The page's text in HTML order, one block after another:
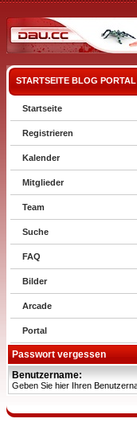
STARTSEITE BLOG PORTAL
Startseite
Registrieren
Kalender
Mitglieder
Team
Suche
FAQ
Bilder
Arcade
Portal
Passwort vergessen
Benutzername:
Geben Sie hier Ihren